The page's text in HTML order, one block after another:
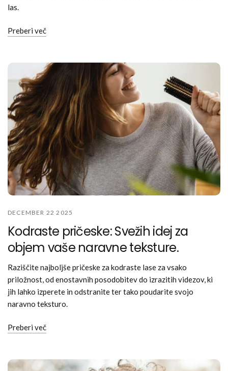
las.
Preberi več
DECEMBER 22 2025
Kodraste pričeske: Svežih idej za
objem vaše naravne teksture.
Raziščite najboljše pričeske za kodraste lase za vsako
priložnost, od enostavnih posodobitev do izrazitih videzov, ki
jih lahko izperete in odstranite ter tako poudarite svojo
naravno teksturo.
Preberi več